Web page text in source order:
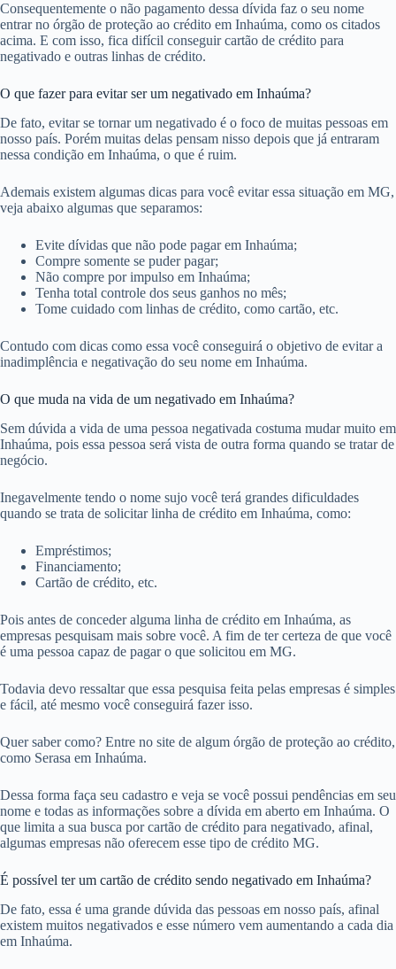
Consequentemente o não pagamento dessa dívida faz o seu nome
entrar no órgão de proteção ao crédito em Inhaúma, como os citados
acima. E com isso, fica difícil conseguir cartão de crédito para
negativado e outras linhas de crédito.
O que fazer para evitar ser um negativado em Inhaúma?
De fato, evitar se tornar um negativado é o foco de muitas pessoas em
nosso país. Porém muitas delas pensam nisso depois que já entraram
nessa condição em Inhaúma, o que é ruim.
Ademais existem algumas dicas para você evitar essa situação em MG,
veja abaixo algumas que separamos:
Evite dívidas que não pode pagar em Inhaúma;
Compre somente se puder pagar;
Não compre por impulso em Inhaúma;
Tenha total controle dos seus ganhos no mês;
Tome cuidado com linhas de crédito, como cartão, etc.
Contudo com dicas como essa você conseguirá o objetivo de evitar a
inadimplência e negativação do seu nome em Inhaúma.
O que muda na vida de um negativado em Inhaúma?
Sem dúvida a vida de uma pessoa negativada costuma mudar muito em
Inhaúma, pois essa pessoa será vista de outra forma quando se tratar de
negócio.
Inegavelmente tendo o nome sujo você terá grandes dificuldades
quando se trata de solicitar linha de crédito em Inhaúma, como:
Empréstimos;
Financiamento;
Cartão de crédito, etc.
Pois antes de conceder alguma linha de crédito em Inhaúma, as
empresas pesquisam mais sobre você. A fim de ter certeza de que você
é uma pessoa capaz de pagar o que solicitou em MG.
Todavia devo ressaltar que essa pesquisa feita pelas empresas é simples
e fácil, até mesmo você conseguirá fazer isso.
Quer saber como? Entre no site de algum órgão de proteção ao crédito,
como Serasa em Inhaúma.
Dessa forma faça seu cadastro e veja se você possui pendências em seu
nome e todas as informações sobre a dívida em aberto em Inhaúma. O
que limita a sua busca por cartão de crédito para negativado, afinal,
algumas empresas não oferecem esse tipo de crédito MG.
É possível ter um cartão de crédito sendo negativado em Inhaúma?
De fato, essa é uma grande dúvida das pessoas em nosso país, afinal
existem muitos negativados e esse número vem aumentando a cada dia
em Inhaúma.